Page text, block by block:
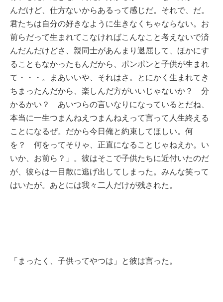
んだけど、仕方ないからあるって感じだ。それで、だ。
君たちは自分の好きなように生きなくちゃならない。お
前らだって生まれてこなければこんなこと考えないで済
んだんだけどさ、親同士があんまり退屈して、ほかにす
ることもなかったもんだから、ポンポンと子供が生まれ
て・・・。まあいいや、それはさ。とにかく生まれてき
ちまったんだから、楽しんだ方がいいじゃないか？ 分
かるかい？ あいつらの言いなりになっているとだね、
本当に一生つまんねえつまんねえって言って人生終える
ことになるぜ。だから今日俺と約束してほしい。何
を？ 何をってそりゃ、正直になることじゃねえか。い
いか、お前ら？」。彼はそこで子供たちに近付いたのだ
が、彼らは一目散に逃げ出してしまった。みんな笑って
はいたが。あとには我々二人だけが残された。
「まったく、子供ってやつは」と彼は言った。